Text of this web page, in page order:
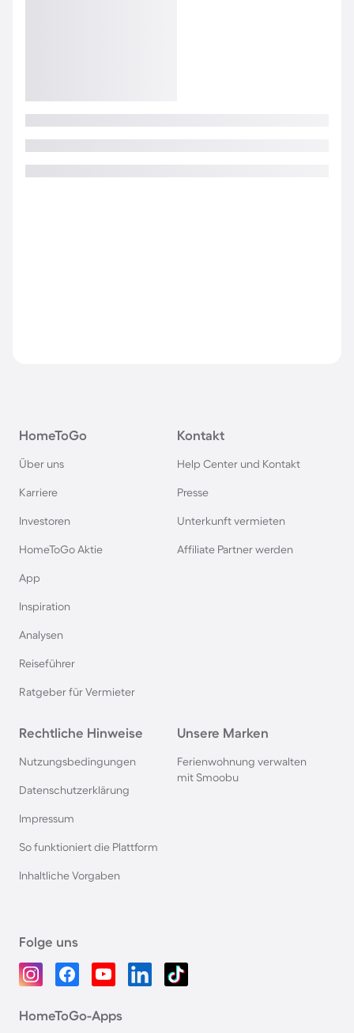
HomeToGo
Über uns
Karriere
Investoren
HomeToGo Aktie
App
Inspiration
Analysen
Reiseführer
Ratgeber für Vermieter
Kontakt
Help Center und Kontakt
Presse
Unterkunft vermieten
Affiliate Partner werden
Rechtliche Hinweise
Nutzungsbedingungen
Datenschutzerklärung
Impressum
So funktioniert die Plattform
Inhaltliche Vorgaben
Unsere Marken
Ferienwohnung verwalten
mit Smoobu
Folge uns
HomeToGo-Apps